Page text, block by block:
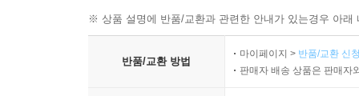
※ 상품 설명에 반품/교환과 관련한 안내가 있는경우 아
반품/교환 방법
마이페이지 > 반품/교환 신
판매자 배송 상품은 판매자